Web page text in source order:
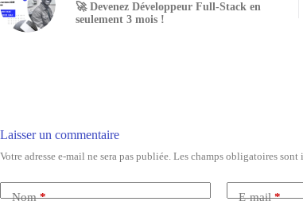
🚀 Devenez Développeur Full-Stack en
seulement 3 mois !
Laisser un commentaire
Votre adresse e-mail ne sera pas publiée. Les champs obligatoires sont
Nom* E-mail*